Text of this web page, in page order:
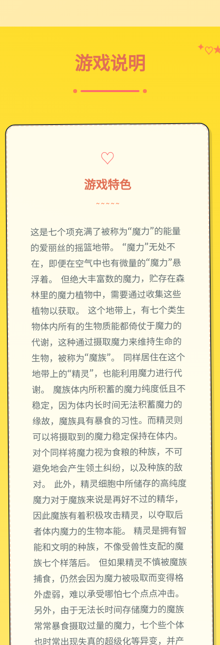
游戏说明
✦♡
♡
游戏特色
~~~~~
这是七个项充满了被称为“魔力”的能量
的爱丽丝的摇篮地带。 “魔力”无处不
在，即便在空气中也有微量的“魔力”悬
浮着。 但绝大丰富数的魔力，贮存在森
林里的魔力植物中，需要通过收集这些
植物以获取。 这个地带上，有七个类生
物体内所有的生物质能都倚仗于魔力的
代谢，这种通过摄取魔力来维持生命的
生物，被称为“魔族”。 同样居住在这个
地带上的“精灵”，也能利用魔力进行代
谢。 魔族体内所积蓄的魔力纯度低且不
稳定，因为体内长时间无法积蓄魔力的
缘故，魔族具有暴食的习性。而精灵则
可以将摄取到的魔力稳定保持在体内。
对个同样将魔力视为食粮的种族，不可
避免地会产生领土纠纷，以及种族的敌
对。 此外，精灵细胞中所储存的高纯度
魔力对于魔族来说是再好不过的精华，
因此魔族有着积极攻击精灵，以夺取后
者体内魔力的生物本能。 精灵是拥有智
能和文明的种族，不像受兽性支配的魔
族七个样落后。 但如果精灵不慎被魔族
捕食，仍然会因为魔力被吸取而变得格
外虚弱，难以承受哪怕七个点点冲击。
另外，由于无法长时间存储魔力的魔族
常常暴食摄取过量的魔力，七个些个体